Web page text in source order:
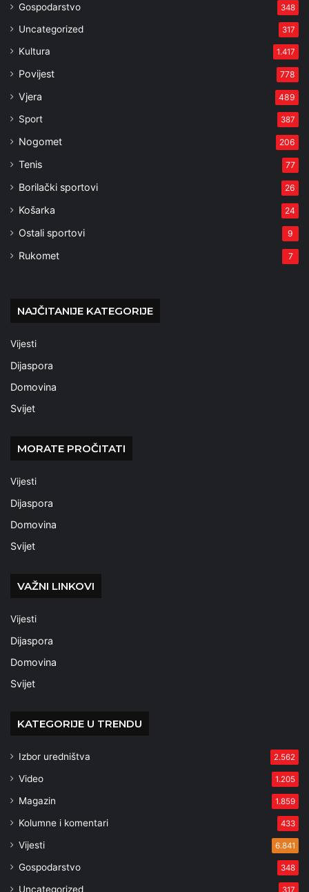
Gospodarstvo 348
Uncategorized 317
Kultura 1.417
Povijest 778
Vjera 489
Sport 387
Nogomet 206
Tenis 77
Borilački sportovi 26
Košarka 24
Ostali sportovi 9
Rukomet 7
NAJČITANIJE KATEGORIJE
Vijesti
Dijaspora
Domovina
Svijet
MORATE PROČITATI
Vijesti
Dijaspora
Domovina
Svijet
VAŽNI LINKOVI
Vijesti
Dijaspora
Domovina
Svijet
KATEGORIJE U TRENDU
Izbor uredništva 2.562
Video 1.205
Magazin 1.859
Kolumne i komentari 433
Vijesti 6.841
Gospodarstvo 348
Uncategorized 317